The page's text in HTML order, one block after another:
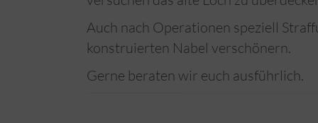
Auch nach Operationen speziell
konstruierten Nabel verschönern.
Gerne beraten wir euch ausführlich.